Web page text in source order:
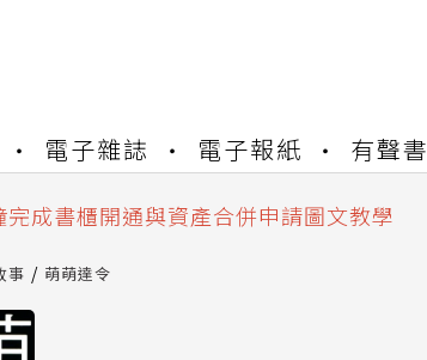
電子雜誌 電子報紙 有聲書
資產合併與書櫃開通申請
完成書櫃開通與資產合併申請圖文教學
資產合併與書櫃開通申請
事 萌萌達令